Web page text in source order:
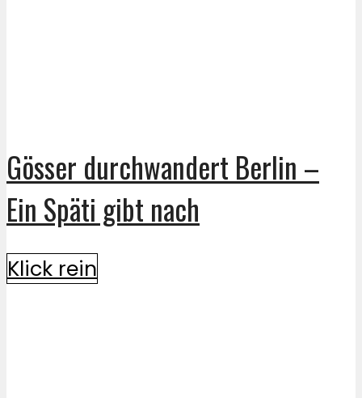
Gösser durchwandert Berlin –
Ein Späti gibt nach
Klick rein